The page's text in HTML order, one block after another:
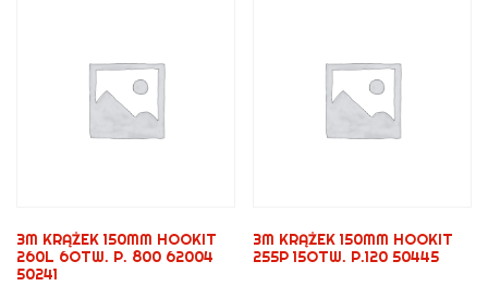
3M KRĄŻEK 150MM HOOKIT
260L 6OTW. P. 800 62004
50241
3M KRĄŻEK 150MM HOOKIT
255P 15OTW. P.120 50445